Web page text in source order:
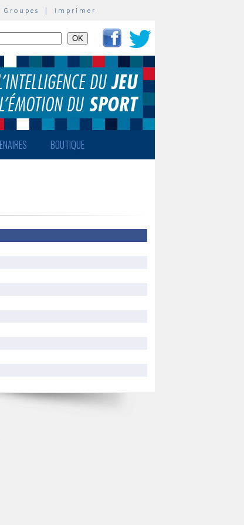
| Imprimer
BOUTIQUE